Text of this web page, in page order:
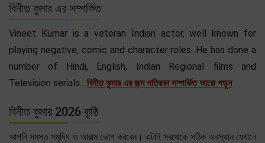
বিনীত কুমার এর সম্পর্কিত
Vineet Kumar is a veteran Indian actor, well known for
playing negative, comic and character roles. He has done a
number of Hindi, English, Indian Regional films and
Television serials....বিনীত কুমার এর জন্ম পত্রিকা সম্পর্কিত আরো পড়ুন
বিনীত কুমার 2026 কুষ্ঠি
আপনি সমস্ত সমৃদ্ধি ও আরাম ভোগ করবেন। এটাই সবথেকে সঠিক অবস্থান যেখানে